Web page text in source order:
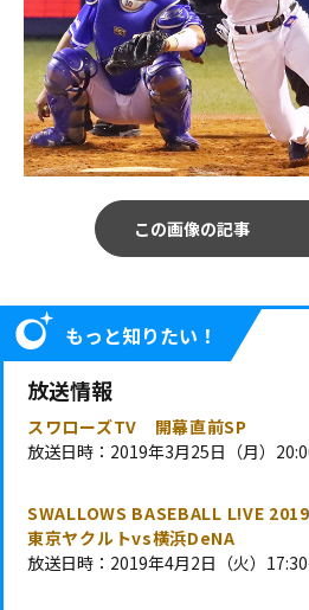
この画像の記事
もっと知りたい！
放送情報
スワローズTV 開幕直前SP
放送日時：2019年3月25日（月）
SWALLOWS BASEBALL L!VE 2019
東京ヤクルトvs横浜DeNA
放送日時：2019年4月2日（火）